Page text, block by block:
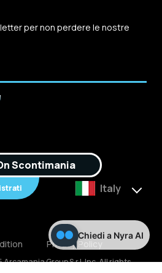
Chiedi a Nyra AI
per non perdere le nostre
Scontimania
Italy
Group S.r.l, Inc. All rights
Privacy Policy